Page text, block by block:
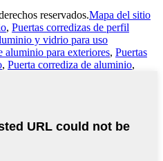
reservados.Mapa del sitio
, Puertas corredizas de perfil
y vidrio para uso
aluminio para exteriores, Puertas
, Puerta corrediza de aluminio,